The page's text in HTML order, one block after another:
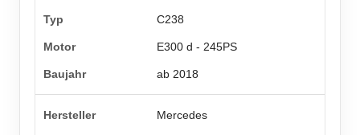
C238
E300 d - 245PS
ab 2018
Mercedes